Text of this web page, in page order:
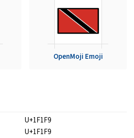
OpenMoji Emoji
U+1F1F9
U+1F1F9